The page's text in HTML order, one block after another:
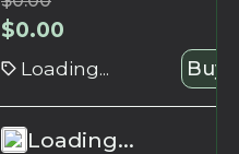
$0.00
Loading... Buy
Loading...